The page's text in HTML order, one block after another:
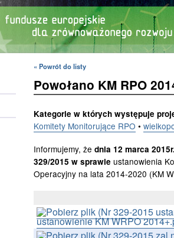
« Powrót do listy
Powołano KM RPO
Kategorie w których występuje
Komitety Monitorujące RPO •
Informujemy, że dnia 12 marca
329/2015 w sprawie ustanowienia
Operacyjny na lata 2014-2020 (KM
ustanowienie KM WRPO